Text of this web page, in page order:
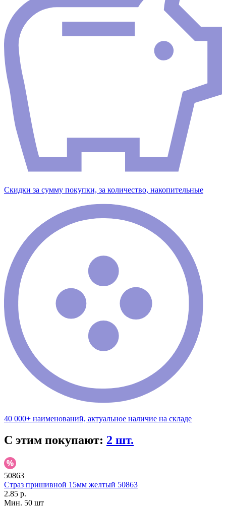
Скидки за сумму покупки, за количество, накопительные
40 000+ наименований, актуальное наличие на складе
С этим покупают: 2 шт.
50863
Страз пришивной 15мм желтый 50863
2.85 р.
Мин. 50 шт